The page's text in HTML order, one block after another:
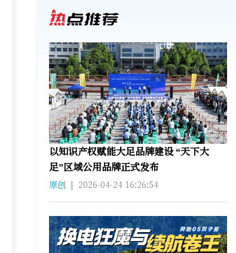
以知识产权赋能大足品牌建设 “天下大
足”区域公用品牌正式发布
原创 | 2026-04-24 16:26:54